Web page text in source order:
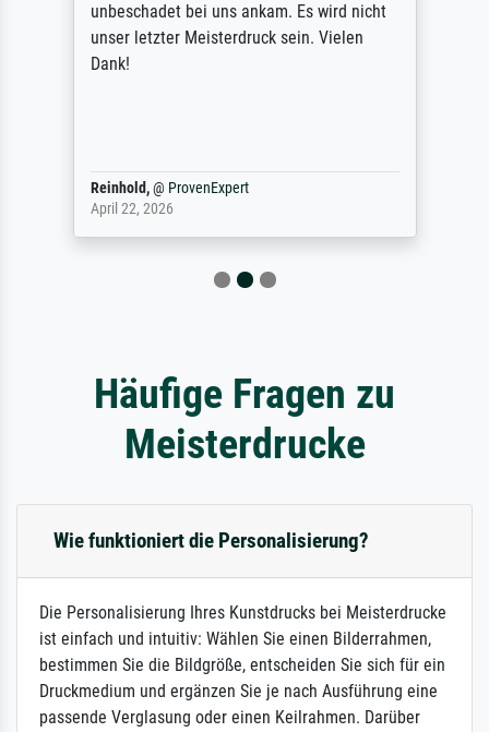
unbeschadet bei uns ankam. Es wird nicht
unser letzter Meisterdruck sein. Vielen
Dank!
Reinhold,@ ProvenExpert
April 22, 2026
Häufige Fragen zu
Meisterdrucke
Wie funktioniert die Personalisierung?
Die Personalisierung Ihres Kunstdrucks bei Meisterdrucke
ist einfach und intuitiv: Wählen Sie einen Bilderrahmen,
bestimmen Sie die Bildgröße, entscheiden Sie sich für ein
Druckmedium und ergänzen Sie je nach Ausführung eine
passende Verglasung oder einen Keilrahmen. Darüber